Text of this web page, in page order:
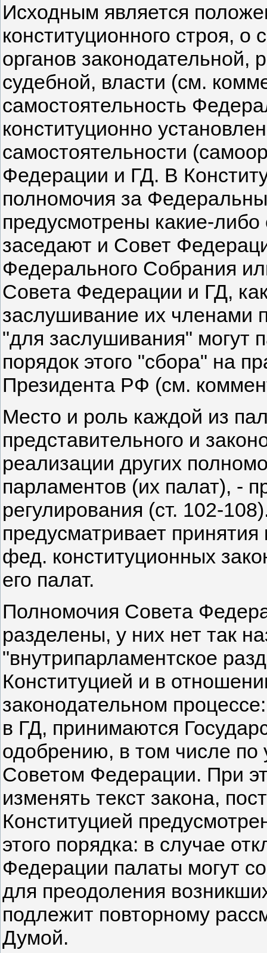
Исходным является
конституционного строя, о
органов законодательной,
судебной, власти (см.
самостоятельность
конституционно
самостоятельности
Федерации и ГД. В
полномочия за
предусмотрены какие-либо
заседают и Совет
Федерального Собрания
Совета Федерации и ГД,
заслушивание их членами
"для заслушивания" могут
порядок этого "сбора" на
Президента РФ (см.
Место и роль каждой из
представительного и
реализации других
парламентов (их палат), -
регулирования (ст. 102-
предусматривает
фед. конституционных
его палат.
Полномочия Совета
разделены, у них нет так
"внутрипарламентское
Конституцией и в
законодательном
в ГД, принимаются
одобрению, в том числе
Советом Федерации. При
изменять текст закона,
Конституцией
этого порядка: в случае
Федерации палаты могут
для преодоления
подлежит повторному
Думой.